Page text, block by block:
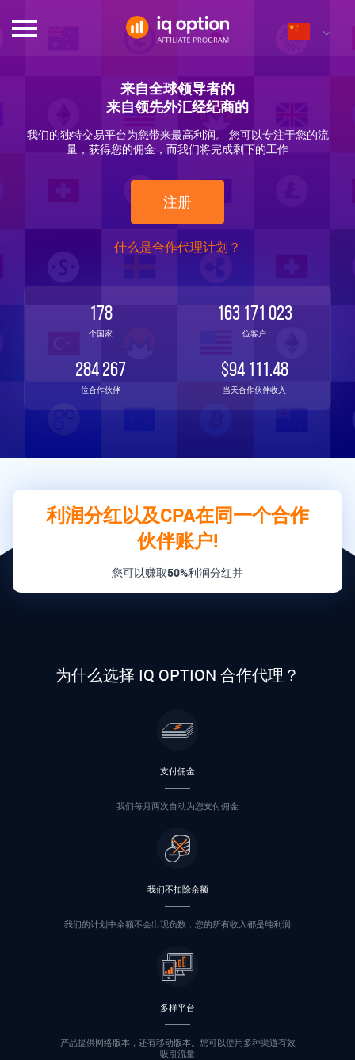
来自全球领导者的
来自领先外汇经纪商的
我们的独特交易平台为您带来最高利润。 您可以专注于您的流
量，获得您的佣金，而我们将完成剩下的工作
注册
什么是合作代理计划？
178
个国家
163 171 023
位客户
284 267
位合作伙伴
$94 111.48
当天合作伙伴收入
利润分红以及CPA在同一个合作
伙伴账户!
您可以赚取50%利润分红并
为什么选择 IQ OPTION 合作代理？
支付佣金
我们每月两次自动为您支付佣金
我们不扣除余额
我们的计划中余额不会出现负数，您的所有收入都是纯利润
多样平台
产品提供网络版本，还有移动版本。您可以使用多种渠道有效
吸引流量